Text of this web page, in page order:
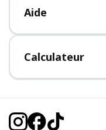
Aide
Centre d'aide
Calculateur
Calcul IMC
Calcul poids idéal
Calcul calories